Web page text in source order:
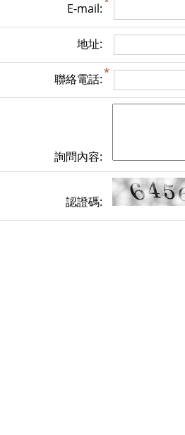
E-mail:
地址:
聯絡電話:
詢問內容:
認證碼: